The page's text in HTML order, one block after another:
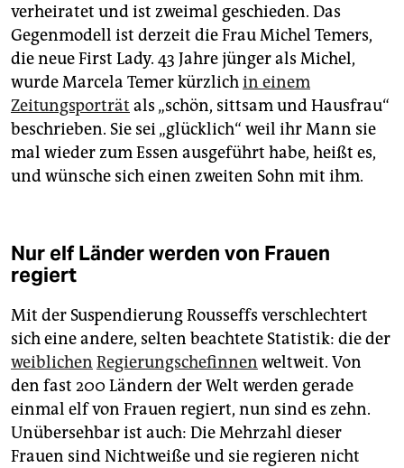
verheiratet und ist zweimal geschieden. Das
Gegenmodell ist derzeit die Frau Michel Temers,
die neue First Lady. 43 Jahre jünger als Michel,
wurde Marcela Temer kürzlichin einem
Zeitungsporträt als „schön, sittsam und Hausfrau“
beschrieben. Sie sei „glücklich“ weil ihr Mann sie
mal wieder zum Essen ausgeführt habe, heißt es,
und wünsche sich einen zweiten Sohn mit ihm.
Nur elf Länder werden von Frauen
regiert
Mit der Suspendierung Rousseffs verschlechtert
sich eine andere, selten beachtete Statistik: die der
weiblichen Regierungschefinnen weltweit. Von
den fast 200 Ländern der Welt werden gerade
einmal elf von Frauen regiert, nun sind es zehn.
Unübersehbar ist auch: Die Mehrzahl dieser
Frauen sind Nichtweiße und sie regieren nicht